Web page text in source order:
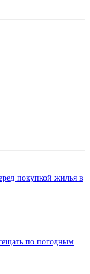
покупкой жилья в
по погодным